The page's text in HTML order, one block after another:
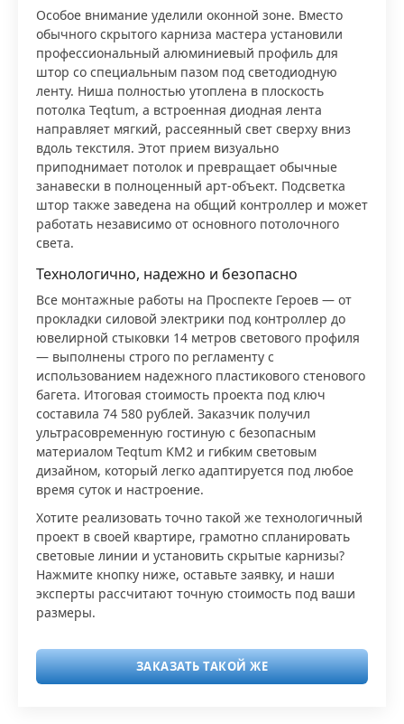
Особое внимание уделили оконной зоне. Вместо
обычного скрытого карниза мастера установили
профессиональный алюминиевый профиль для
штор со специальным пазом под светодиодную
ленту. Ниша полностью утоплена в плоскость
потолка Teqtum, а встроенная диодная лента
направляет мягкий, рассеянный свет сверху вниз
вдоль текстиля. Этот прием визуально
приподнимает потолок и превращает обычные
занавески в полноценный арт-объект. Подсветка
штор также заведена на общий контроллер и может
работать независимо от основного потолочного
света.
Технологично, надежно и безопасно
Все монтажные работы на Проспекте Героев — от
прокладки силовой электрики под контроллер до
ювелирной стыковки 14 метров светового профиля
— выполнены строго по регламенту с
использованием надежного пластикового стенового
багета. Итоговая стоимость проекта под ключ
составила 74 580 рублей. Заказчик получил
ультрасовременную гостиную с безопасным
материалом Teqtum KM2 и гибким световым
дизайном, который легко адаптируется под любое
время суток и настроение.
Хотите реализовать точно такой же технологичный
проект в своей квартире, грамотно спланировать
световые линии и установить скрытые карнизы?
Нажмите кнопку ниже, оставьте заявку, и наши
эксперты рассчитают точную стоимость под ваши
размеры.
ЗАКАЗАТЬ ТАКОЙ ЖЕ